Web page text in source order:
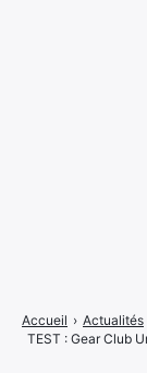
Accueil › Actualités
TEST : Gear Club